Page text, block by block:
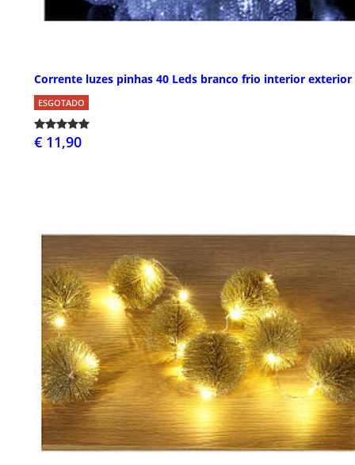
Corrente luzes pinhas 40 Leds branco frio interior exterior
ESGOTADO
€ 11,90